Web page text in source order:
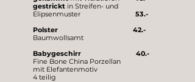
gestrickt in Streifen- und
Elipsenmuster 53.-
Polster 42.-
Baumwollsamt
Babygeschirr 40.-
Fine Bone China Porzellan
mit Elefantenmotiv
4 teilig